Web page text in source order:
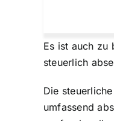
Es ist auch zu
steuerlich
Die
umfassend